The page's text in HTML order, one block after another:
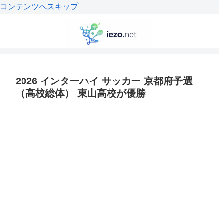
コンテンツへスキップ
2026 インターハイ サッカー 京都府予選
（高校総体） 東山高校が優勝